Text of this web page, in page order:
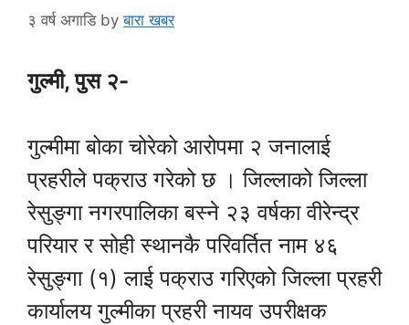
३ वर्ष अगाडि byबारा खबर
गुल्मी, पुस २-
गुल्मीमा बोका चोरेको आरोपमा २ जनालाई
प्रहरीले पक्राउ गरेको छ । जिल्लाको जिल्ला
रेसुङ्गा नगरपालिका बस्ने २३ वर्षका वीरेन्द्र
परियार र सोही स्थानकै परिवर्तित नाम ४६
रेसुङ्गा (१) लाई पक्राउ गरिएको जिल्ला प्रहरी
कार्यालय गुल्मीका प्रहरी नायव उपरीक्षक